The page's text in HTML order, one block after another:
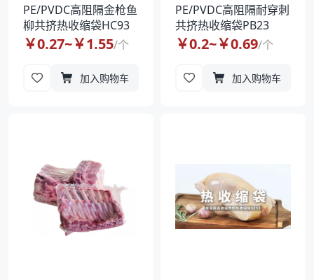
PE/PVDC高阻隔金枪鱼
柳共挤热收缩袋HC93
￥0.27~￥1.55/个
加入购物车
PE/PVDC高阻隔耐穿刺
共挤热收缩袋PB23
￥0.2~￥0.69/个
加入购物车